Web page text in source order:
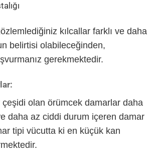
kılcallar farklı ve daha
belirtisi olabileceğinden,
gerekmektedir.
çeşidi olan örümcek damarlar daha
daha az ciddi durum içeren damar
tipi vücutta ki en küçük kan